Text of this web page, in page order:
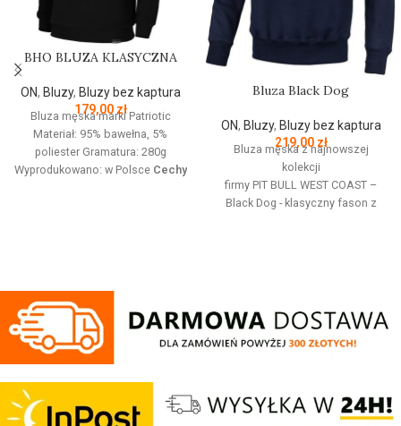
BHO BLUZA KLASYCZNA
ON, Bluzy, Bluzy bez kaptura
179,00 zł
Bluza męska marki Patriotic
Materiał: 95% bawełna, 5%
poliester Gramatura: 280g
Wyprodukowano: w Polsce Cechy
dzianiny, zwieńczony unikalnymi
metkami, sygnowanymi logo
brandu.
Bluza Black Dog
ON, Bluzy, Bluzy bez kaptura
219,00 zł
Bluza męska z najnowszej
kolekcji
firmy PIT BULL WEST COAST –
Black Dog - klasyczny fason z
dotyku - mocne żebrowane
ściągacze na rękawach oraz u
dołu bluzy - żebrowany kołnierz -
wewnętrznej strony lamówka przy
karku chroniąca przed otarciami -